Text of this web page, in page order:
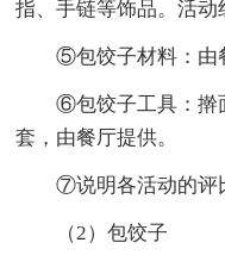
指、手链等饰品。活动
⑤包饺子材料：由
⑥包饺子工具：擀
套，由餐厅提供。
⑦说明各活动的评
（2）包饺子